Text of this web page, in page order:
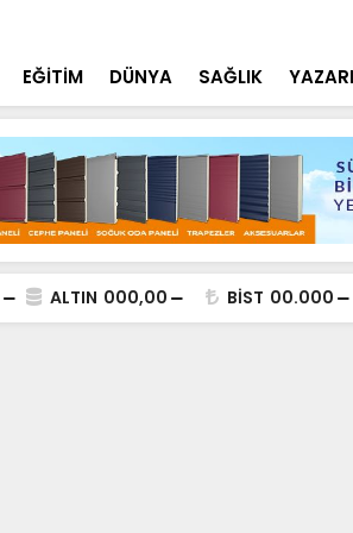
EĞİTİM DÜNYA SAĞLIK
ALTIN 000,00 BİST 00.000